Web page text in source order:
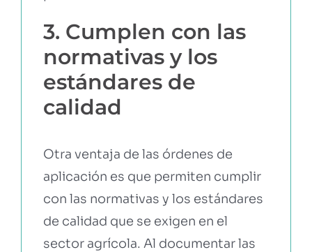
3. Cumplen con las
normativas y los
estándares de
calidad
Otra ventaja de las órdenes de
aplicación es que permiten cumplir
con las normativas y los estándares
de calidad que se exigen en el
sector agrícola. Al documentar las